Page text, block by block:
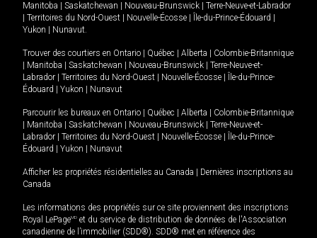
Manitoba
Saskatchewan Nouveau-Brunswick
Terre-Neuve-et-Labrador
Territoires du Nord-Ouest Nouvelle-Écosse Île-du-Prince-Édouard
Yukon
Nunavut.
Trouver des courtiers en Ontario Québec Alberta
Colombie-Britannique
Manitoba Saskatchewan Nouveau-Brunswick
Terre-Neuve-et-
Labrador
Territoires du Nord-Ouest Nouvelle-Écosse
Île-du-Prince-
Édouard
Yukon Nunavut
Parcourir les bureaux en Ontario Québec Alberta
Colombie-Britannique
Manitoba Saskatchewan Nouveau-Brunswick
Terre-Neuve-et-
Labrador
Territoires du Nord-Ouest Nouvelle-Écosse
Île-du-Prince-
Édouard
Yukon Nunavut
Afficher les propriétés résidentielles au Canada
Dernières inscriptions au
Canada
Les informations des propriétés sur ce site proviennent des inscriptions
Royal LePageMD et du service de distribution de données de l'Association
canadienne de l’immobilier (SDD®). SDD® met en référence des